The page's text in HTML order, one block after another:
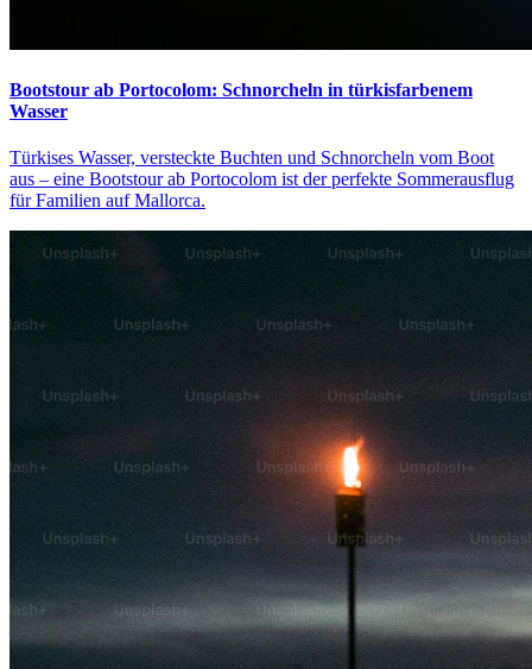
Bootstour ab Portocolom: Schnorcheln in türkisfarbenem
Wasser
Türkises Wasser, versteckte Buchten und Schnorcheln vom Boot
aus – eine Bootstour ab Portocolom ist der perfekte Sommerausflug
für Familien auf Mallorca.